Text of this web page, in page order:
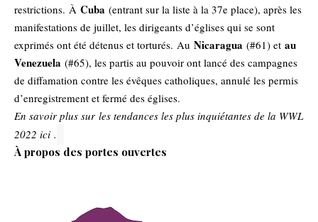
restrictions. À Cuba (entrant sur la liste à la 37e place), après les
manifestations de juillet, les dirigeants d’églises qui se sont
exprimés ont été détenus et torturés. Au Nicaragua (#61) et au
Venezuela (#65), les partis au pouvoir ont lancé des campagnes
de diffamation contre les évêques catholiques, annulé les permis
d’enregistrement et fermé des églises.
En savoir plus sur les tendances les plus inquiétantes de la WWL
2022 ici .
À propos des portes ouvertes